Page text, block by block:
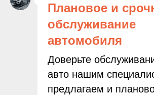
безопасность
Доверяя нам заботу о
вашего автомобиля,
быть уверены в
профессионализме
мастеров и
Плановое и
обслуживание
автомобиля
Доверьте
авто нашим
предлагаем и